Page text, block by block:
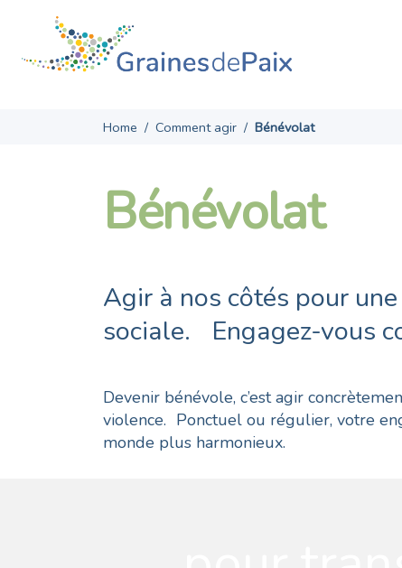
content
Home / Comment agir / Bénévolat
Bénévolat
Agir à nos côtés pour
sociale. Engagez-vous
Devenir bénévole, c’est agir
violence. Ponctuel ou régulier, votre
monde plus harmonieux.